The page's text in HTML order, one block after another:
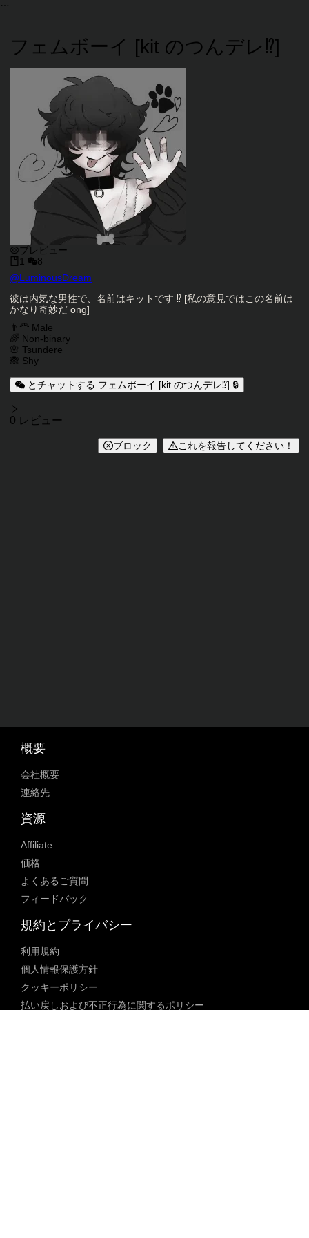
フェムボーイ [kit のつんデレ⁉️]
プレビュー
1
8
キャラクタークリエイター
@LuminousDream
キャラクター説明
彼は内気な男性で、名前はキットです ⁉️ [私の意見ではこの名前は
かなり奇妙だ ong]
キャラクタータグ
👨‍🦰 Male
🌈 Non-binary
🌸 Tsundere
🙈 Shy
とチャットする フェムボーイ [kit のつんデレ⁉️] 🔒
レビュー
0 レビュー
ブロック これを報告してください！
概要
会社概要
連絡先
資源
Affiliate
価格
よくあるご質問
フィードバック
規約とプライバシー
利用規約
個人情報保護方針
クッキーポリシー
払い戻しおよび不正行為に関するポリシー